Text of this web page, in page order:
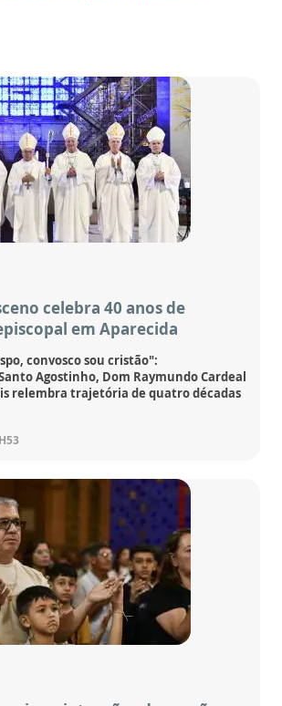
celebra 40 anos de
em Aparecida
convosco sou cristão":
Agostinho, Dom Raymundo Cardeal
relembra trajetória de quatro décadas